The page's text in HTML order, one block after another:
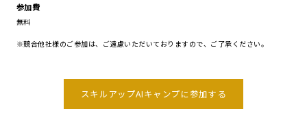
参加費
無料
※競合他社様のご参加は、ご遠慮いただいておりますので、ご了承ください。
スキルアップAIキャンプに参加する